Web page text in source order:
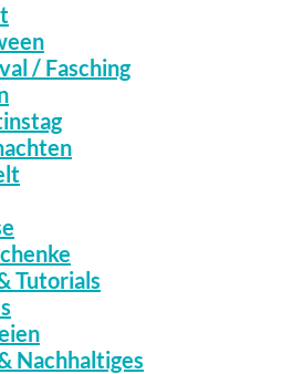
/ Fasching
Tutorials
Nachhaltiges